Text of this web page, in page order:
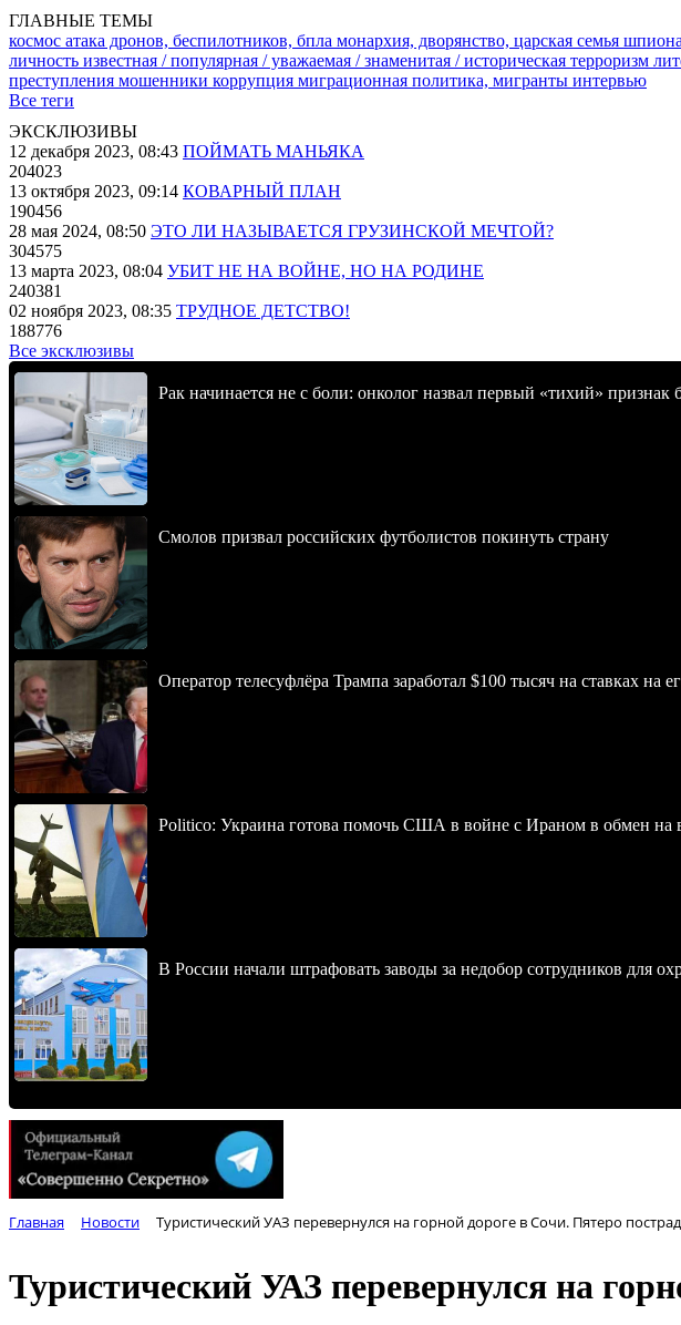
ГЛАВНЫЕ ТЕМЫ
космос атака дронов, беспилотников, бпла монархия, дворянство, царская семья
личность известная / популярная / уважаемая / знаменитая / историческая терроризм
преступления мошенники коррупция миграционная политика, мигранты интервью
Все теги
ЭКСКЛЮЗИВЫ
12 декабря 2023, 08:43 ПОЙМАТЬ МАНЬЯКА
204023
13 октября 2023, 09:14 КОВАРНЫЙ ПЛАН
190456
28 мая 2024, 08:50 ЭТО ЛИ НАЗЫВАЕТСЯ ГРУЗИНСКОЙ МЕЧТОЙ?
304575
13 марта 2023, 08:04 УБИТ НЕ НА ВОЙНЕ, НО НА РОДИНЕ
240381
02 ноября 2023, 08:35 ТРУДНОЕ ДЕТСТВО!
188776
Все эксклюзивы
Рак начинается не с боли: онколог назвал первый «тихий» признак
Смолов призвал российских футболистов покинуть страну
Оператор телесуфлёра Трампа заработал $100 тысяч на ставках на
Politico: Украина готова помочь США в войне с Ираном в обмен на
В России начали штрафовать заводы за недобор сотрудников для
Главная Новости Туристический УАЗ перевернулся на горной дороге в Сочи. Пятеро
Туристический УАЗ перевернулся на